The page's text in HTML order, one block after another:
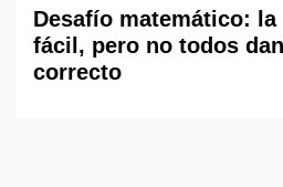
Desafío matemático: la
fácil, pero no todos
correcto